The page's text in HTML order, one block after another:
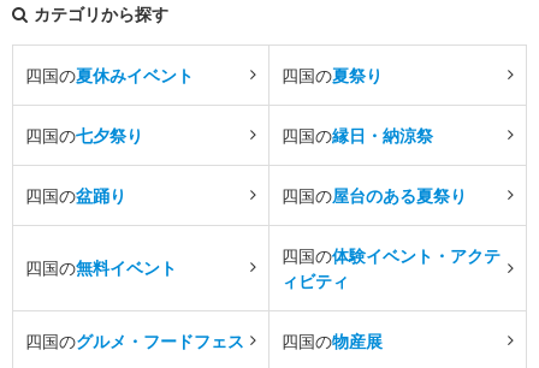
カテゴリから探す
四国の夏休みイベント 四国の夏祭り
四国の七夕祭り 四国の縁日・納涼祭
四国の盆踊り 四国の屋台のある夏祭り
四国の無料イベント
四国の体験イベント・アクテ
ィビティ
四国のグルメ・フードフェス 四国の物産展